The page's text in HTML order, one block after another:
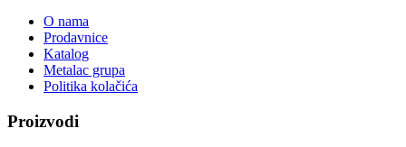
O nama
Prodavnice
Katalog
Metalac grupa
Politika kolačića
Proizvodi